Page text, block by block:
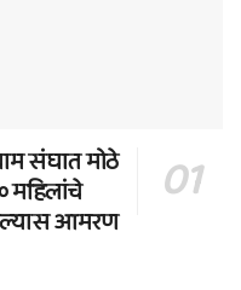
संघात मोठे
महिलांचे
आमरण